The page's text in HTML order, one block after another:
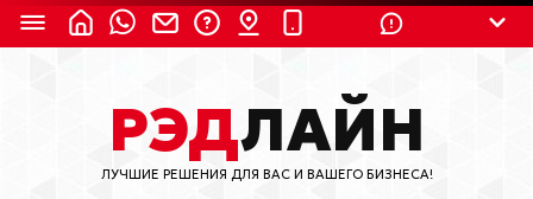
8 (800) 550-9899 (с 2:30 до 11:30 по
Мск)
Бесплатно по России
РЭДЛАЙН
ЛУЧШИЕ РЕШЕНИЯ ДЛЯ ВАС И ВАШЕГО БИЗНЕСА!